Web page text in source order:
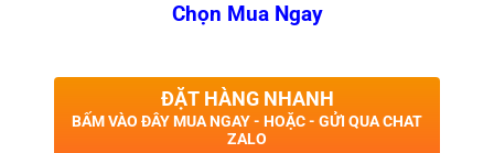
Chọn Mua Ngay
ĐẶT HÀNG NHANH
BẤM VÀO ĐÂY MUA NGAY - HOẶC - GỬI QUA CHAT
ZALO